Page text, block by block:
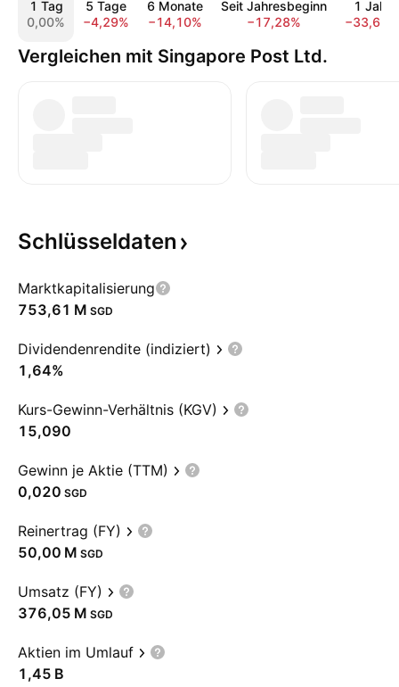
1 Tag
0,00%
5 Tage
−4,29%
6 Monate
−14,10%
Seit Jahresbeginn
−17,28%
1 Jahr
−33,66%
Vergleichen mit Singapore Post Ltd.
Schlüsseldaten
Marktkapitalisierung
‪753,61 M‬ SGD
Dividendenrendite (indiziert)
1,64%
Kurs-Gewinn-Verhältnis (KGV)
15,090
Gewinn je Aktie (TTM)
0,020 SGD
Reinertrag (FY)
‪50,00 M‬ SGD
Umsatz (FY)
‪376,05 M‬ SGD
Aktien im Umlauf
‪1,45 B‬